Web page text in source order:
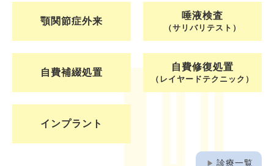
顎関節症外来
唾液検査
（サリバリテスト）
自費補綴処置
自費修復処置
（レイヤードテクニック）
インプラント
play_arrow 診療一覧